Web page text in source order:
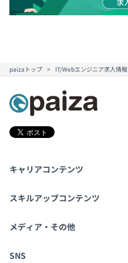
paizaトップ IT/Webエンジニア求人情報
キャリアコンテンツ
転職・キャリア
スキルアップコンテンツ
学習
メディア・その他
Tech Team Journal
SNS